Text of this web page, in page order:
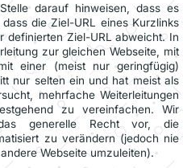
darauf hinweisen, dass es
die Ziel-URL eines Kurzlinks
definierten Ziel-URL abweicht. In
zur gleichen Webseite, mit
einer (meist nur geringfügig)
nur selten ein und hat meist als
mehrfache Weiterleitungen
zu vereinfachen. Wir
generelle Recht vor, die
zu verändern (jedoch nie
Webseite umzuleiten).